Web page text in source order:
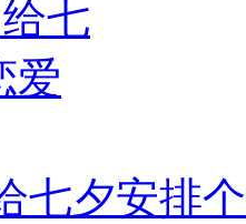
七夕安排